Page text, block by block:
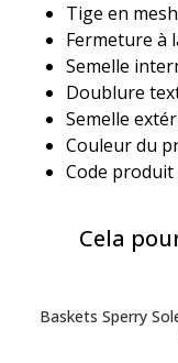
Tige en mesh
Fermeture à
Semelle
Doublure
Semelle
Couleur du
Code produit
Cela
Baskets Sperry